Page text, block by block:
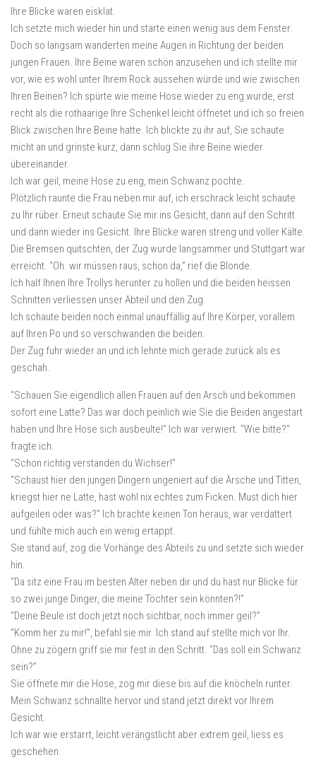
Ihre Blicke waren eisklat.
Ich setzte mich wieder hin und starte einen wenig aus dem Fenster.
Doch so langsam wanderten meine Augen in Richtung der beiden
jungen Frauen. Ihre Beine waren schön anzusehen und ich stellte mir
vor, wie es wohl unter Ihrem Rock aussehen würde und wie zwischen
Ihren Beinen? Ich spürte wie meine Hose wieder zu eng wurde, erst
recht als die rothaarige Ihre Schenkel leicht öffnetet und ich so freien
Blick zwischen Ihre Beine hatte. Ich blickte zu ihr auf, Sie schaute
micht an und grinste kurz, dann schlug Sie ihre Beine wieder
übereinander.
Ich war geil, meine Hose zu eng, mein Schwanz pochte.
Plötzlich raunte die Frau neben mir auf, ich erschrack leicht schaute
zu Ihr rüber. Erneut schaute Sie mir ins Gesicht, dann auf den Schritt
und dann wieder ins Gesicht. Ihre Blicke waren streng und voller Kälte.
Die Bremsen quitschten, der Zug wurde langsammer und Stuttgart war
erreicht. “Oh. wir müssen raus, schon da,” rief die Blonde.
Ich half Ihnen Ihre Trollys herunter zu hollen und die beiden heissen
Schnitten verliessen unser Abteil und den Zug.
Ich schaute beiden noch einmal unauffällig auf Ihre Körper, vorallem
auf Ihren Po und so verschwanden die beiden.
Der Zug fuhr wieder an und ich lehnte mich gerade zurück als es
geschah.
“Schauen Sie eigendlich allen Frauen auf den Arsch und bekommen
sofort eine Latte? Das war doch peinlich wie Sie die Beiden angestart
haben und Ihre Hose sich ausbeulte!” Ich war verwiert. “Wie bitte?”
fragte ich.
“Schon richtig verstanden du Wichser!”
“Schaust hier den jungen Dingern ungeniert auf die Ärsche und Titten,
kriegst hier ne Latte, hast wohl nix echtes zum Ficken. Must dich hier
aufgeilen oder was?” Ich brachte keinen Ton heraus, war verdattert
und fühlte mich auch ein wenig ertappt.
Sie stand auf, zog die Vorhänge des Abteils zu und setzte sich wieder
hin.
“Da sitz eine Frau im besten Alter neben dir und du hast nur Blicke für
so zwei junge Dinger, die meine Töchter sein könnten?!”
“Deine Beule ist doch jetzt noch sichtbar, noch immer geil?”
“Komm her zu mir!”, befahl sie mir. Ich stand auf stellte mich vor Ihr.
Ohne zu zögern griff sie mir fest in den Schritt. “Das soll ein Schwanz
sein?”
Sie öffnete mir die Hose, zog mir diese bis auf die knöcheln runter.
Mein Schwanz schnallte hervor und stand jetzt direkt vor Ihrem
Gesicht.
Ich war wie erstarrt, leicht verängstlicht aber extrem geil, liess es
geschehen.